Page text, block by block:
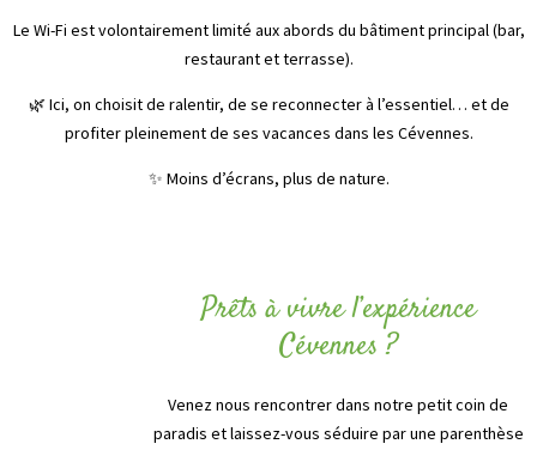
Le Wi-Fi est volontairement limité aux abords du bâtiment principal (bar,
restaurant et terrasse).
🌿 Ici, on choisit de ralentir, de se reconnecter à l’essentiel… et de
profiter pleinement de ses vacances dans les Cévennes.
✨ Moins d’écrans, plus de nature.
Prêts à vivre l’expérience
Cévennes ?
Venez nous rencontrer dans notre petit coin de
paradis et laissez-vous séduire par une parenthèse